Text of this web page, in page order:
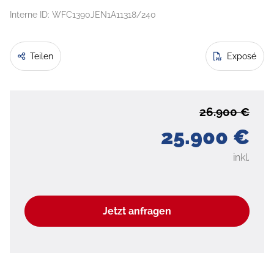
Interne ID: WFC1390JEN1A11318/240
Teilen Exposé
25.900 €
26.900 €
inkl.
Jetzt anfragen